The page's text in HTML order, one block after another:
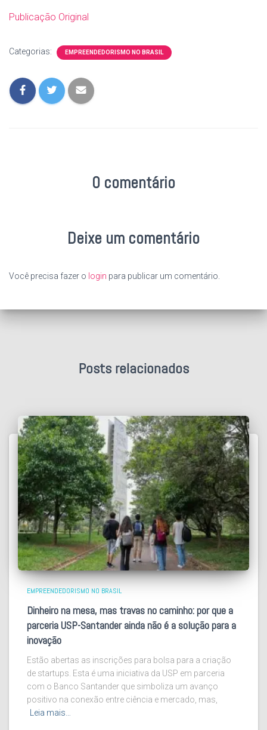
Publicação Original
Categorias: EMPREENDEDORISMO NO BRASIL
0 comentário
Deixe um comentário
Você precisa fazer o login para publicar um comentário.
Posts relacionados
EMPREENDEDORISMO NO BRASIL
Dinheiro na mesa, mas travas no caminho: por que a
parceria USP-Santander ainda não é a solução para a
inovação
Estão abertas as inscrições para bolsa para a criação
de startups. Esta é uma iniciativa da USP em parceria
com o Banco Santander que simboliza um avanço
positivo na conexão entre ciência e mercado, mas,
Leia mais…